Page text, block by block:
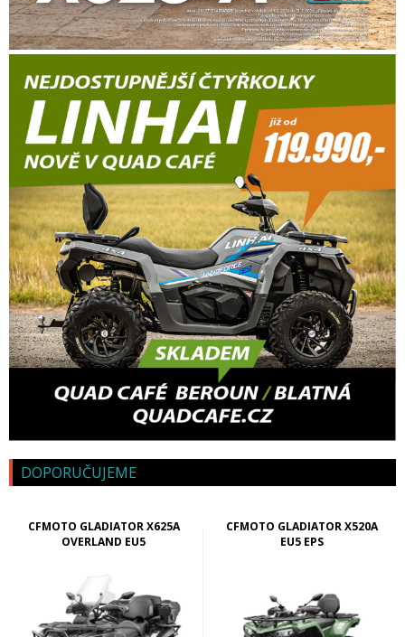
DOPORUČUJEME
CFMOTO GLADIATOR X625A
OVERLAND EU5
CFMOTO GLADIATOR X520A
EU5 EPS